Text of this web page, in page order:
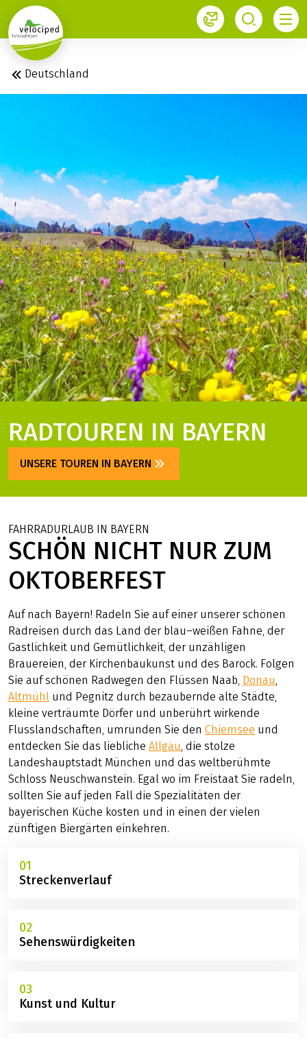
1
Deutschland
RADTOUREN IN BAYERN
UNSERE TOUREN IN BAYERN
SCHÖN NICHT NUR ZUM
OKTOBERFEST
FAHRRADURLAUB IN BAYERN
Auf nach Bayern! Radeln Sie auf einer unserer schönen
Radreisen durch das Land der blau–weißen Fahne, der
Gastlichkeit und Gemütlichkeit, der unzähligen
Brauereien, der Kirchenbaukunst und des Barock. Folgen
Sie auf schönen Radwegen den Flüssen Naab, Donau,
Altmühl und Pegnitz durch bezaubernde alte Städte,
kleine verträumte Dörfer und unberührt wirkende
Flusslandschaften, umrunden Sie den Chiemsee und
entdecken Sie das liebliche Allgäu, die stolze
Landeshauptstadt München und das weltberühmte
Schloss Neuschwanstein. Egal wo im Freistaat Sie radeln,
sollten Sie auf jeden Fall die Spezialitäten der
bayerischen Küche kosten und in einen der vielen
zünftigen Biergärten einkehren.
01
Streckenverlauf
02
Sehenswürdigkeiten
03
Kunst und Kultur